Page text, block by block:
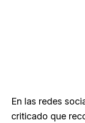
En las redes
criticado que